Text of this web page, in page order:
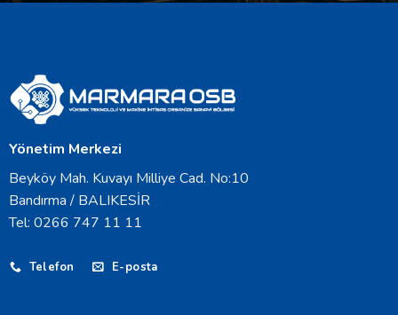
Yönetim Merkezi
Beyköy Mah. Kuvayı Milliye Cad. No:10
Bandırma / BALIKESİR
Tel: 0266 747 11 11
Telefon E-posta